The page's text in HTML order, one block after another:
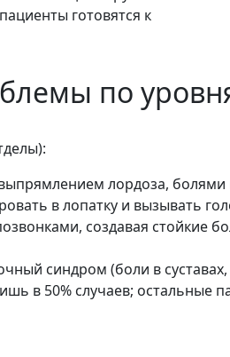
готовятся к
по
лордоза,
в лопатку и вызывать
создавая стойкие
синдром (боли в
в 50% случаев;